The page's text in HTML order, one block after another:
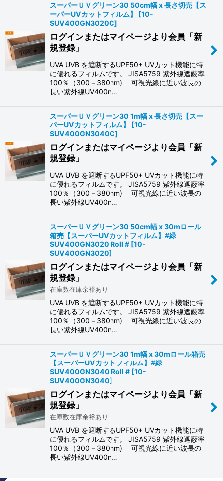
スーパーＵＶグリーン30 50cm幅 x 長さ切売【ス
ーパーUVカットフィルム】
[10-
SUV400GN3020C]
ログインまたはマイページより会員「新
規登録」
UVA UVB を遮断するUPF50+ UVカット機能に特
に優れるフィルムです。 JISA5759 紫外線遮蔽率
100％（300－380nm) 可視光線に近い波長の
長い紫外線UV400n…
スーパーＵＶグリーン30 1m幅 x 長さ切売【スー
パーUVカットフィルム】
[10-
SUV400GN3040C]
ログインまたはマイページより会員「新
規登録」
UVA UVB を遮断するUPF50+ UVカット機能に特
に優れるフィルムです。 JISA5759 紫外線遮蔽率
100％（300－380nm) 可視光線に近い波長の
長い紫外線UV400n…
スーパーＵＶグリーン30 50cm幅 x 30mロール
箱売【スーパーUVカットフィルム】#緑
SUV400GN3020 Roll # [10-
SUV400GN3020]
ログインまたはマイページより会員「新
規登録」
在庫数在庫余裕あり
UVA UVB を遮断するUPF50+ UVカット機能に特
に優れるフィルムです。 JISA5759 紫外線遮蔽率
100％（300－380nm) 可視光線に近い波長の
長い紫外線UV400n…
スーパーＵＶグリーン30 1m幅 x 30mロール箱売
【スーパーUVカットフィルム】#緑
SUV400GN3040 Roll # [10-
SUV400GN3040]
ログインまたはマイページより会員「新
規登録」
在庫数在庫余裕あり
UVA UVB を遮断するUPF50+ UVカット機能に特
に優れるフィルムです。 JISA5759 紫外線遮蔽率
100％（300－380nm) 可視光線に近い波長の
長い紫外線UV400n…